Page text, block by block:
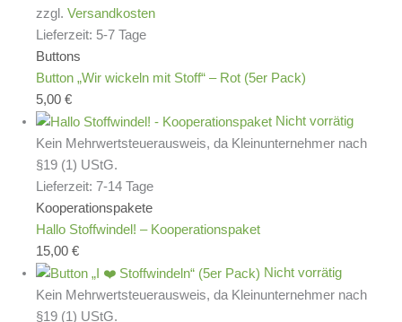
zzgl. Versandkosten
Lieferzeit: 5-7 Tage
Buttons
Button „Wir wickeln mit Stoff“ – Rot (5er Pack)
5,00 €
Nicht vorrätig
Kein Mehrwertsteuerausweis, da Kleinunternehmer nach
§19 (1) UStG.
Lieferzeit: 7-14 Tage
Kooperationspakete
Hallo Stoffwindel! – Kooperationspaket
15,00 €
Nicht vorrätig
Kein Mehrwertsteuerausweis, da Kleinunternehmer nach
§19 (1) UStG.